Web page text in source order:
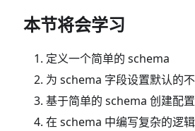
本节将会学习
定义一个简单的 schema
为 schema 字段设置默认的
基于简单的 schema 创建配置
在 schema 中编写复杂的逻辑